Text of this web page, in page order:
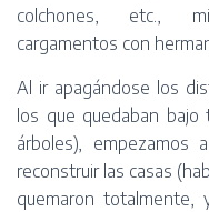
colchones, etc.,
cargamentos con
Al ir apagándose los
los que quedaban
árboles), empezamos
reconstruir las casas
quemaron totalmente,